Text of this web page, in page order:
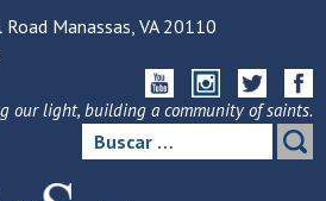
Manassas, VA 20110
our light, building a community of saints.
Buscar: